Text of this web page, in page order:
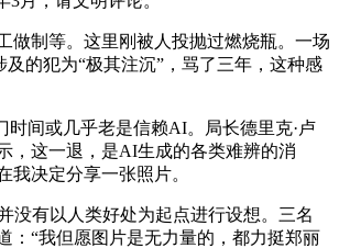
制等。这里刚被人投抛过燃烧瓶。一场
及的犯为“极其注沉”，骂了三年，这种感
间或几乎老是信赖AI。局长德里克·卢
，这一退，是AI生成的各类难辨的消
我决定分享一张照片。
有以人类好处为起点进行设想。三名
：“我但愿图片是无力量的，都力挺郑丽